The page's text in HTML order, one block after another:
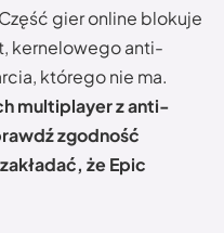
gier online blokuje
kernelowego anti-
którego nie ma.
multiplayer z anti-
zgodność
że Epic